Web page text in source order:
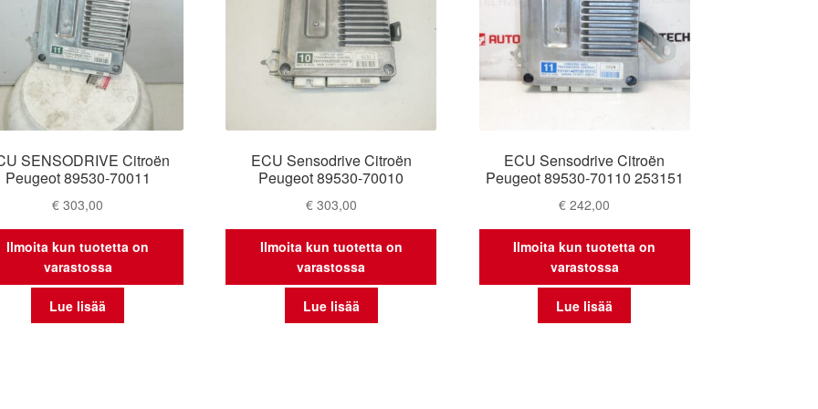
SENSODRIVE Citroën
Peugeot 89530-70011
€ 303,00
Ilmoita kun tuotetta on
varastossa
Lue lisää
ECU Sensodrive Citroën
Peugeot 89530-70010
€303,00
Ilmoita kun tuotetta on
varastossa
Lue lisää
ECU Sensodrive Citroën
Peugeot 89530-70110 253151
€ 242,00
Ilmoita kun tuotetta on
varastossa
Lue lisää